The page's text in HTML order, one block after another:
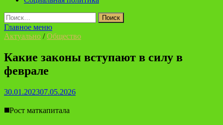
Найти:
Главное меню
Актуально /Общество
Какие законы вступают в силу в
феврале
30.01.202307.05.2026
◼️Рост маткапитала